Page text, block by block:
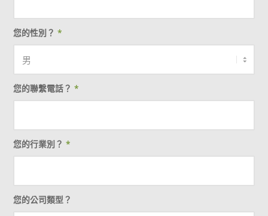
您的性別？*
您的聯繫電話？*
您的行業別？*
您的公司類型？